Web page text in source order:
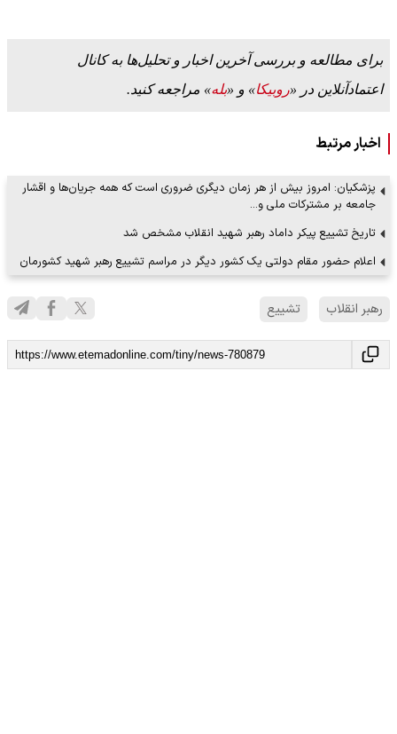
برای مطالعه و بررسی آخرین اخبار و تحلیل‌ها به کانال
اعتمادآنلاین در «روبیکا» و «بله» مراجعه کنید.
اخبار مرتبط
پزشکیان: امروز بیش از هر زمان دیگری ضروری است که همه جریان‌ها و اقشار
جامعه بر مشترکات ملی و…
تاریخ تشییع پیکر داماد رهبر شهید انقلاب مشخص شد
اعلام حضور مقام دولتی یک کشور دیگر در مراسم تشییع رهبر شهید کشورمان
رهبر انقلاب تشییع